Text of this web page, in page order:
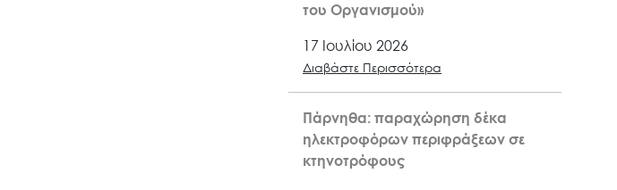
του Οργανισμού»
17 Ιουλίου 2026
Διαβάστε Περισσότερα
Πάρνηθα: παραχώρηση δέκα
ηλεκτροφόρων περιφράξεων σε
κτηνοτρόφους